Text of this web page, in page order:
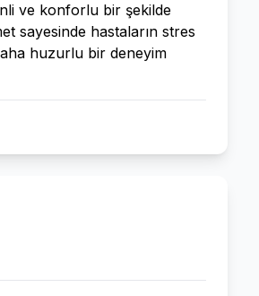
ve konforlu bir şekilde
sayesinde hastaların stres
huzurlu bir deneyim